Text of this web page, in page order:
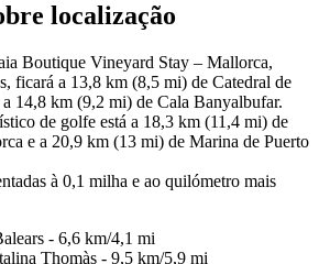
localização
Boutique Vineyard Stay – Mallorca,
ficará a 13,8 km (8,5 mi) de Catedral de
a 14,8 km (9,2 mi) de Cala Banyalbufar.
de golfe está a 18,3 km (11,4 mi) de
e a 20,9 km (13 mi) de Marina de Puerto
à 0,1 milha e ao quilómetro mais
- 6,6 km/4,1 mi
Thomàs - 9,5 km/5,9 mi